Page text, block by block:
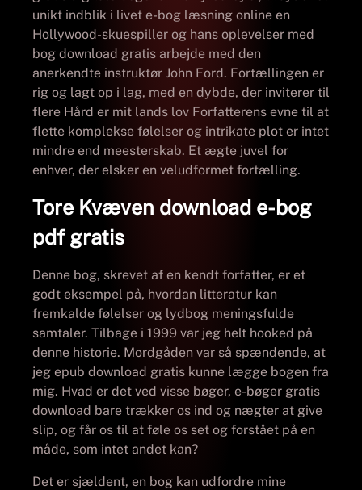
unikt indblik i livet e-bog læsning online en
Hollywood-skuespiller og hans oplevelser med
bog download gratis arbejde med den
anerkendte instruktør John Ford. Fortællingen er
rig og lagt op i lag, med en dybde, der inviterer til
flere Hård er mit lands lov Forfatterens evne til at
flette komplekse følelser og intrikate plot er intet
mindre end meesterskab. Et ægte juvel for
enhver, der elsker en veludformet fortælling.
Tore Kvæven download e-bog
pdf gratis
Denne bog, skrevet af en kendt forfatter, er et
godt eksempel på, hvordan litteratur kan
fremkalde følelser og lydbog meningsfulde
samtaler. Tilbage i 1999 var jeg helt hooked på
denne historie. Mordgåden var så spændende, at
jeg epub download gratis kunne lægge bogen fra
mig. Hvad er det ved visse bøger, e-bøger gratis
download bare trækker os ind og nægter at give
slip, og får os til at føle os set og forstået på en
måde, som intet andet kan?
Det er sjældent, en bog kan udfordre mine